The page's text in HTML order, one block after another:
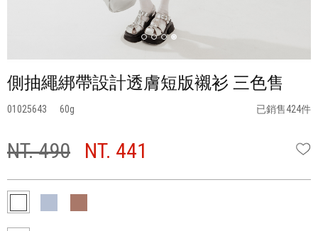
側抽繩綁帶設計透膚短版襯衫 三色售
01025643 60 已銷售424件
NT. 490 NT. 441